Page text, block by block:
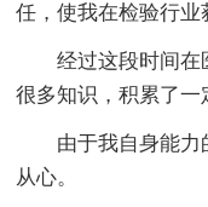
任，使我在检验行业
经过这段时间在
很多知识，积累了一
由于我自身能
从心。